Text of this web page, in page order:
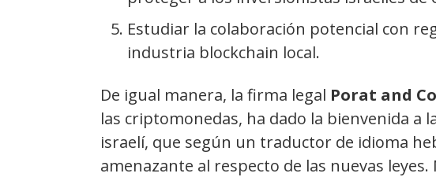
Estudiar la colaboración potencial con
industria blockchain local.
De igual manera, la firma legal Porat and
las criptomonedas, ha dado la bienvenida a
israelí, que según un traductor de idioma
amenazante al respecto de las nuevas